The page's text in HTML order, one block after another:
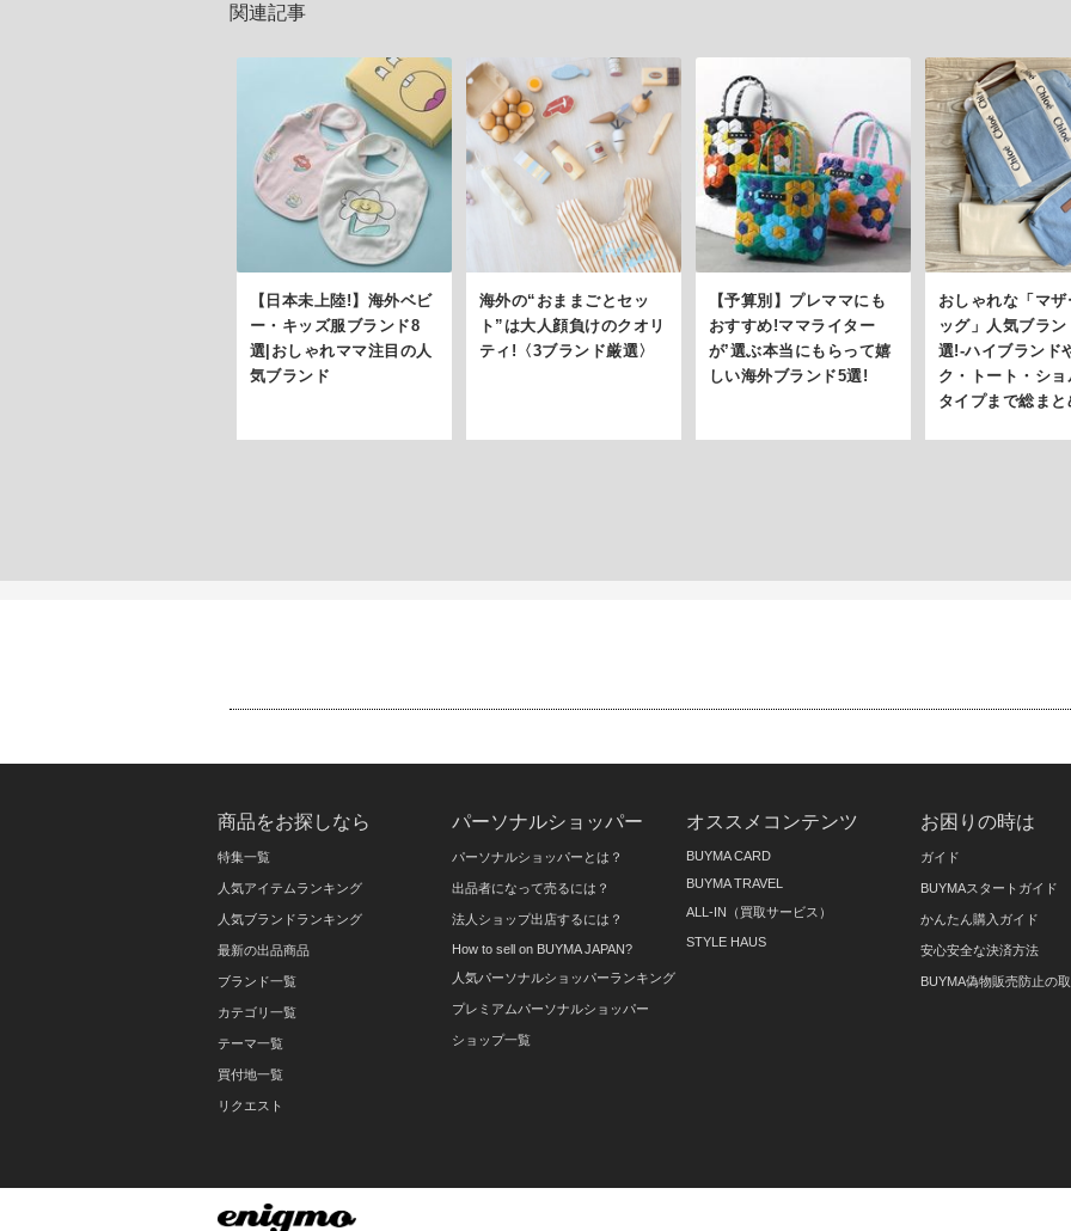
関連記事
【日本未上陸!】海外ベビ
ー・キッズ服ブランド8
選|おしゃれママ注目の人
気ブランド
海外の“おままごとセッ
ト”は大人顔負けのクオリ
ティ!〈3ブランド厳選〉
【予算別】プレママにも
おすすめ!ママライター
が’選ぶ本当にもらって嬉
しい海外ブランド5選!
おしゃれな「マ
ッグ」人気ブラ
選!-ハイブランド
ク・トート・シ
タイプまで総ま
商品をお探しなら
特集一覧
人気アイテムランキング
人気ブランドランキング
最新の出品商品
ブランド一覧
カテゴリ一覧
テーマ一覧
買付地一覧
リクエスト
パーソナルショッパー
パーソナルショッパーとは？
出品者になって売るには？
法人ショップ出店するには？
How to sell on BUYMA JAPAN?
人気パーソナルショッパーランキング
プレミアムパーソナルショッパー
ショップ一覧
オススメコンテンツ
BUYMA CARD
BUYMA TRAVEL
ALL-IN（買取サービス）
STYLE HAUS
お困りの時は
ガイド
BUYMAスタートガイド
かんたん購入ガイド
安心安全な決済方法
BUYMA偽物販売防止の